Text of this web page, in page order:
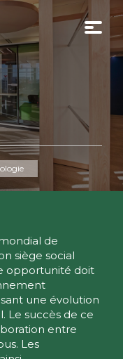
de
siège social
opportunité doit
une évolution
Le succès de ce
entre
Les